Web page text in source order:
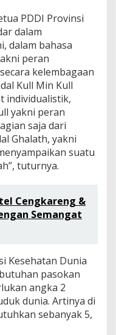
PDDI Provinsi
dalam
dalam bahasa
peran
kelembagaan
Kull Min Kull
individualistik,
yakni peran
saja dari
Ghalath, yakni
suatu
tuturnya.
Cengkareng &
Semangat
Kesehatan Dunia
pasokan
angka 2
dunia. Artinya di
sebanyak 5,